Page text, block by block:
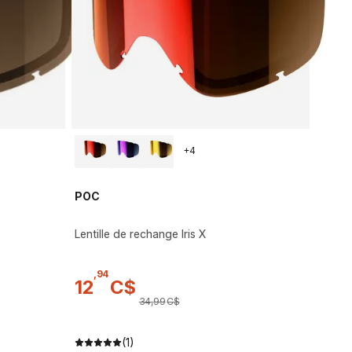
+4
POC
Lentille de rechange Iris X
12
94
C$
34,99C$
(1)